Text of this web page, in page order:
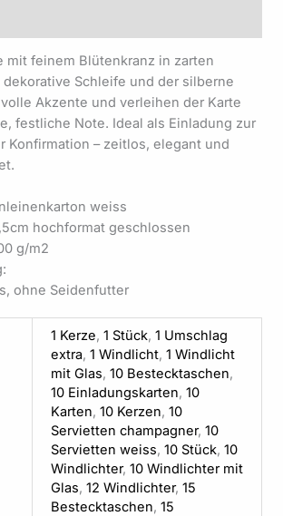
mit feinem Blütenkranz in zarten
dekorative Schleife und der silberne
Akzente und verleihen der Karte
festliche Note. Ideal als Einladung zur
Konfirmation – zeitlos, elegant und
weiss
hochformat geschlossen
g/m2
ohne Seidenfutter
1 Kerze, 1 Stück, 1 Umschlag
extra, 1 Windlicht, 1 Windlicht
mit Glas, 10 Bestecktaschen,
10 Einladungskarten, 10
Karten, 10 Kerzen, 10
Servietten champagner, 10
Servietten weiss, 10 Stück, 10
Windlichter, 10 Windlichter mit
Glas, 12 Windlichter, 15
Bestecktaschen, 15